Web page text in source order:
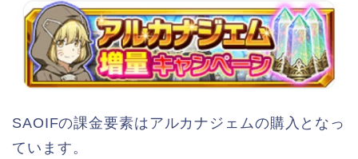
SAOIFの課金要素はアルカナジェムの購入となっ
ています。